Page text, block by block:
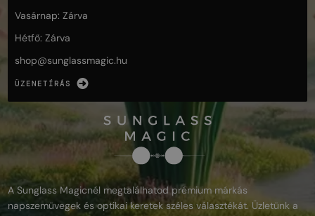
Vasárnap: Zárva
Hétfő: Zárva
shop@sunglassmagic.hu
ÜZENETÍRÁS
A Sunglass Magicnél megtalálhatod prémium márkás
napszemüvegek és optikai keretek széles választékát. Üzletünk a